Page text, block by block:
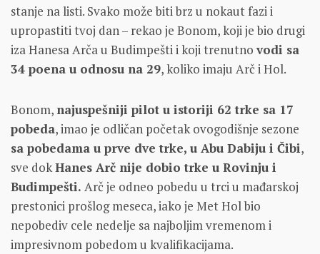
stanje na listi. Svako može biti brz u nokaut fazi i
upropastiti tvoj dan – rekao je Bonom, koji je bio drugi
iza Hanesa Arča u Budimpešti i koji trenutno vodi sa
34 poena u odnosu na 29, koliko imaju Arč i Hol.
Bonom, najuspešniji pilot u istoriji 62 trke sa 17
pobeda, imao je odličan početak ovogodišnje sezone
sa pobedama u prve dve trke, u Abu Dabiju i Čibi,
sve dokHanes Arč nije dobio trke u Rovinju i
Budimpešti. Arč je odneo pobedu u trci u mađarskoj
prestonici prošlog meseca, iako je Met Hol bio
nepobediv cele nedelje sa najboljim vremenom i
impresivnom pobedom u kvalifikacijama.